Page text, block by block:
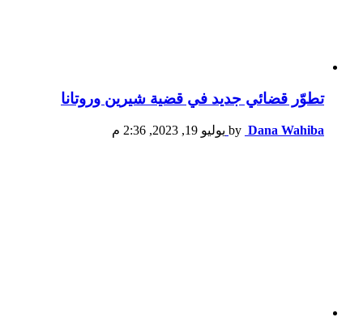
تطوّر قضائي جديد في قضية شيرين وروتانا
by Dana Wahiba يوليو 19, 2023, 2:36 م